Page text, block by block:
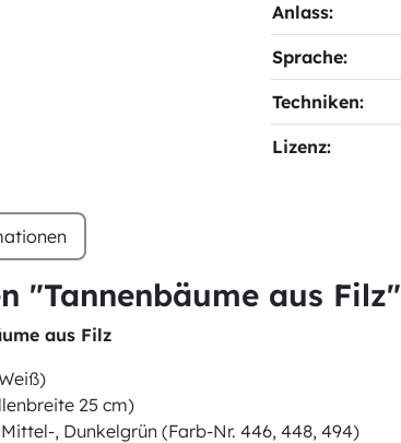
Anlass:
Sprache:
Techniken:
Lizenz:
"Tannenbäume aus Filz"
aus Filz
25 cm)
, Dunkelgrün (Farb-Nr. 446, 448, 494)